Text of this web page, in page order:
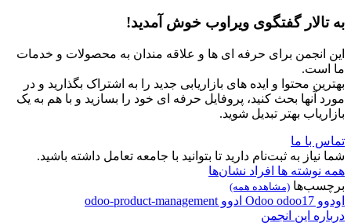
به تالار گفتگوی ویراوب خوش آمدید!
این انجمن برای حرفه ای ها و علاقه مندان به محصولات و خدمات
ما است.
بهترین محتوا و ایده های بازاریابی جدید را به اشتراک بگذارید و در
مورد آنها بحث کنید، پروفایل حرفه ای خود را بسازید و با هم به یک
بازاریاب بهتر تبدیل شوید.
تماس با ما
شما نیاز به ثبت‌نام دارید تا بتوانید با جامعه تعامل داشته باشید.
همه نوشته ها افراد نشان‌ها
برچسب‌ها (مشاهده همه)
اودوو Odoo odoo17 ادوو odoo-product-management
درباره این انجمن